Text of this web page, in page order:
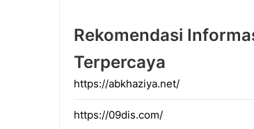
Rekomendasi
Terpercaya
https://abkhaziya.net/
https://09dis.com/